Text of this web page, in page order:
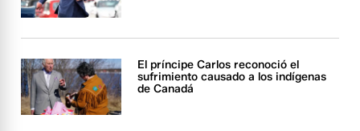
El príncipe Carlos reconoció el
sufrimiento causado a los indígenas
de Canadá